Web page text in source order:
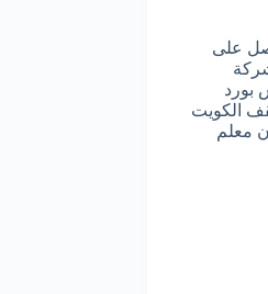
على
بورد
الكويت
معلم